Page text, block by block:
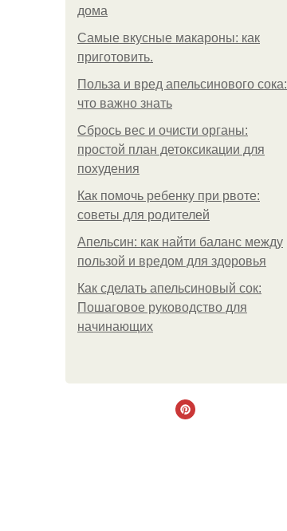
дома
Самые вкусные макароны: как
приготовить.
Польза и вред апельсинового сока:
что важно знать
Сбрось вес и очисти органы:
простой план детоксикации для
похудения
Как помочь ребенку при рвоте:
советы для родителей
Апельсин: как найти баланс между
пользой и вредом для здоровья
Как сделать апельсиновый сок:
Пошаговое руководство для
начинающих